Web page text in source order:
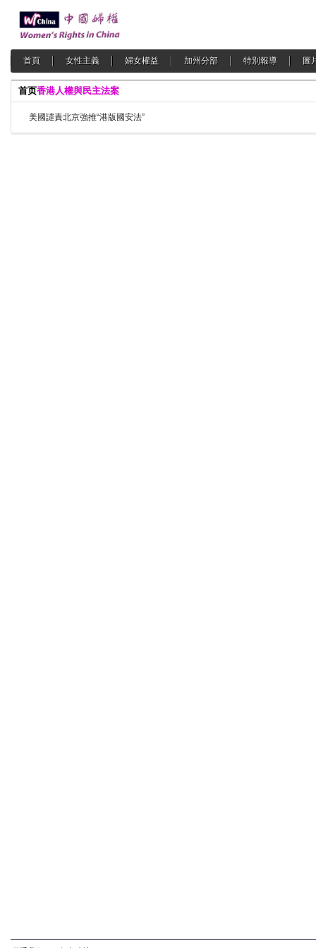
首頁 女性主義 婦女權益 加州分部 特別報導 圖
首页香港人權與民主法案
美國譴責北京強推“港版國安法”